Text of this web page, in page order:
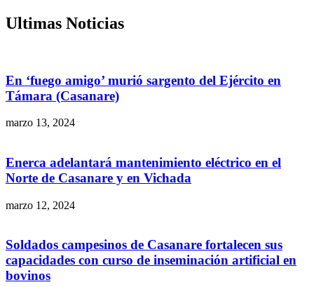
Ultimas Noticias
En ‘fuego amigo’ murió sargento del Ejército en
Támara (Casanare)
marzo 13, 2024
Enerca adelantará mantenimiento eléctrico en el
Norte de Casanare y en Vichada
marzo 12, 2024
Soldados campesinos de Casanare fortalecen sus
capacidades con curso de inseminación artificial en
bovinos